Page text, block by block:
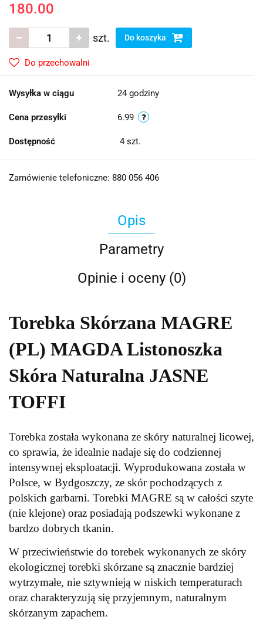
180.00
szt. Do koszyka
Do przechowalni
Wysyłka w ciągu 24 godziny
Cena przesyłki 6.99
Dostępność 4 szt.
Zamówienie telefoniczne: 880 056 406
Opis
Parametry
Opinie i oceny (0)
Torebka Skórzana MAGRE
(PL) MAGDA Listonoszka
Skóra Naturalna JASNE
TOFFI
Torebka została wykonana ze skóry naturalnej licowej,
co sprawia, że idealnie nadaje się do codziennej
intensywnej eksploatacji. Wyprodukowana została w
Polsce, w Bydgoszczy, ze skór pochodzących z
polskich garbarni. Torebki MAGRE są w całości szyte
(nie klejone) oraz posiadają podszewki wykonane z
bardzo dobrych tkanin.
W przeciwieństwie do torebek wykonanych ze skóry
ekologicznej torebki skórzane są znacznie bardziej
wytrzymałe, nie sztywnieją w niskich temperaturach
oraz charakteryzują się przyjemnym, naturalnym
skórzanym zapachem.